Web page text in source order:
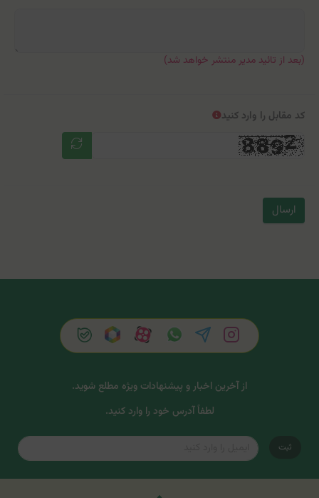
(بعد از تائید مدیر منتشر خواهد شد)
کد مقابل را وارد کنید
ارسال
از آخرین اخبار و پیشنهادات ویژه مطلع شوید.
لطفاً آدرس خود را وارد کنید.
ثبت